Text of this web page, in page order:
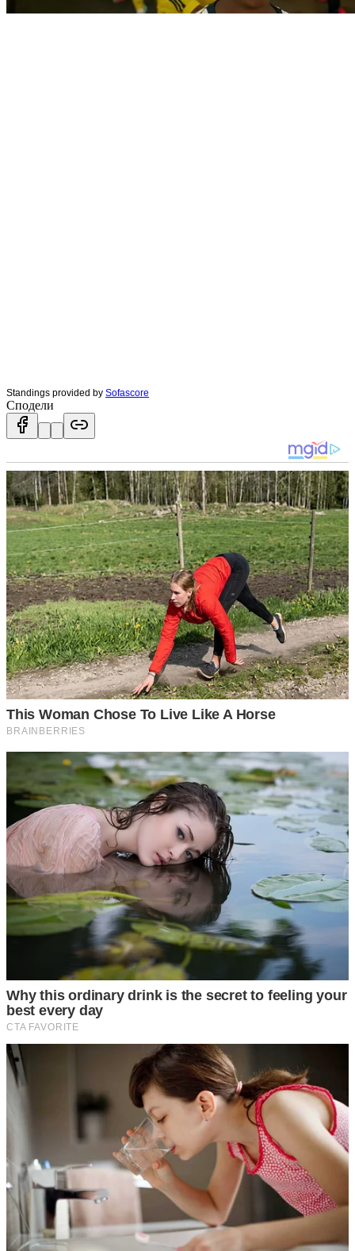
Standings provided by Sofascore
Сподели